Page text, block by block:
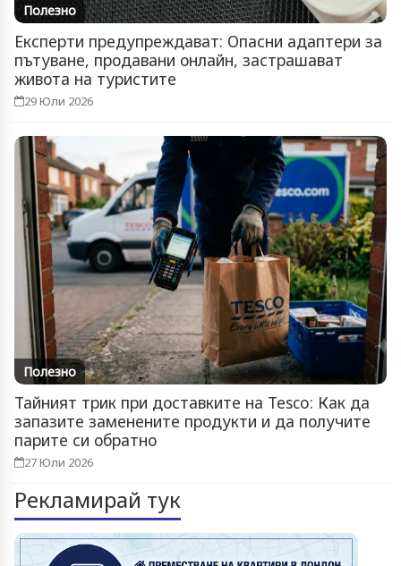
Полезно
Експерти предупреждават: Опасни адаптери за
пътуване, продавани онлайн, застрашават
живота на туристите
29 Юли 2026
Полезно
Тайният трик при доставките на Tesco: Как да
запазите заменените продукти и да получите
парите си обратно
27 Юли 2026
Рекламирай тук